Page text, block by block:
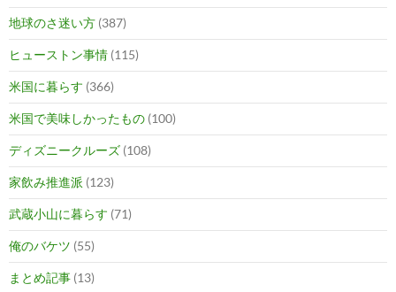
地球のさ迷い方 (387)
ヒューストン事情 (115)
米国に暮らす (366)
米国で美味しかったもの (100)
ディズニークルーズ (108)
家飲み推進派 (123)
武蔵小山に暮らす (71)
俺のバケツ (55)
まとめ記事 (13)